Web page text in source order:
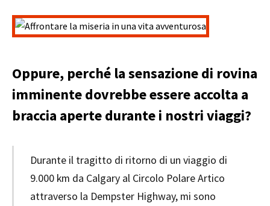
Oppure, perché la sensazione di rovina
imminente dovrebbe essere accolta a
braccia aperte durante i nostri viaggi?
Durante il tragitto di ritorno di un viaggio di
9.000 km da Calgary al Circolo Polare Artico
attraverso la Dempster Highway, mi sono